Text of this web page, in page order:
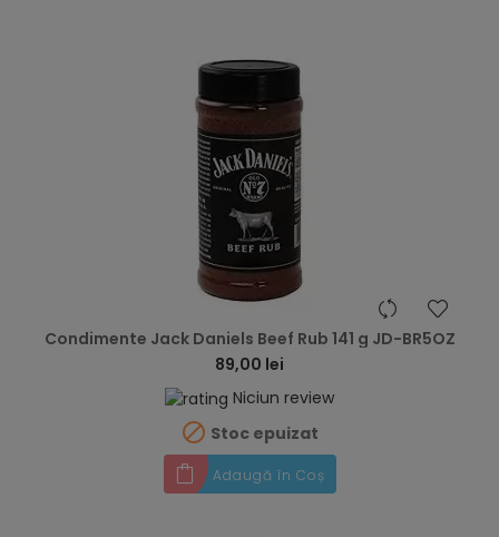
Condimente Jack Daniels Beef Rub 141 g JD-BR5OZ
89,00 lei
Niciun review
 Stoc epuizat
Adaugă în Coș